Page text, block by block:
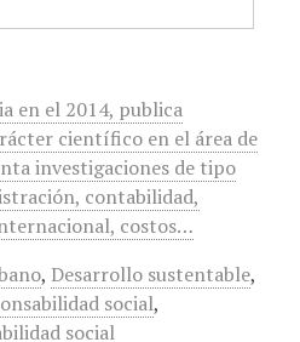
en el 2014, publica
científico en el área de
investigaciones de tipo
contabilidad,
costos…
, Desarrollo sustentable,
social,
social